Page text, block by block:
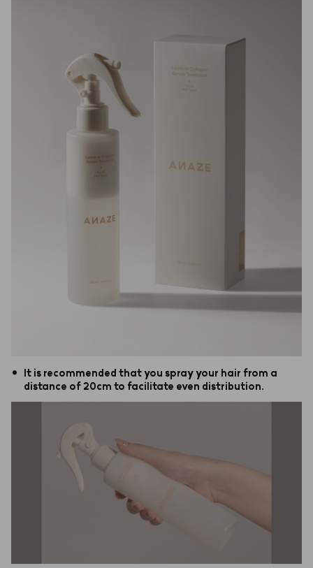
•
It is recommended that you spray your hair from a
distance of 20cm to facilitate even distribution.